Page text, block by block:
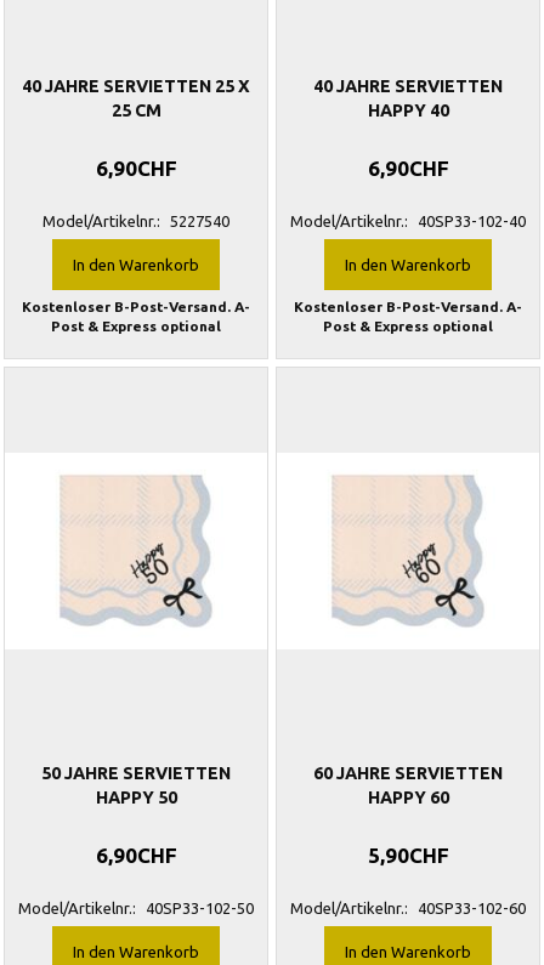
40 JAHRE SERVIETTEN 25 X
25 CM
6,90CHF
Model/Artikelnr.: 5227540
In den Warenkorb
Kostenloser B-Post-Versand. A-
Post & Express optional
40 JAHRE SERVIETTEN
HAPPY 40
6,90CHF
Model/Artikelnr.: 40SP33-102-40
In den Warenkorb
Kostenloser B-Post-Versand. A-
Post & Express optional
50 JAHRE SERVIETTEN
HAPPY 50
6,90CHF
Model/Artikelnr.: 40SP33-102-50
In den Warenkorb
60 JAHRE SERVIETTEN
HAPPY 60
5,90CHF
Model/Artikelnr.: 40SP33-102-60
In den Warenkorb